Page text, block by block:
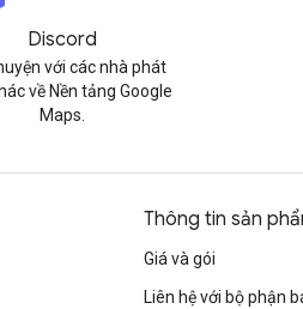
Discord
với các nhà phát
về Nền tảng Google
Maps.
Thông tin sản
Giá và gói
Liên hệ với bộ phận